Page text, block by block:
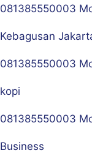
081385550003
Kebagusan
081385550003
kopi
081385550003
Business